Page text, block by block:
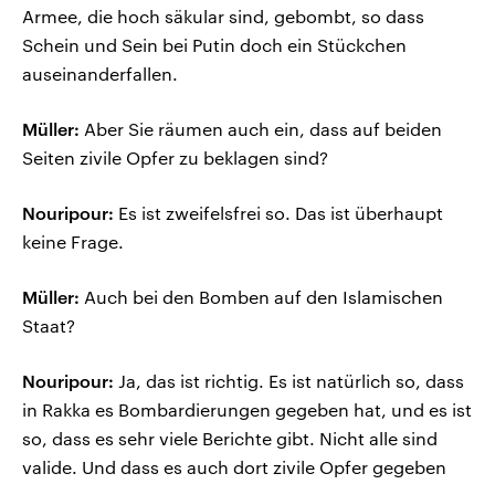
Armee, die hoch säkular sind, gebombt, so dass
Schein und Sein bei Putin doch ein Stückchen
auseinanderfallen.
Müller: Aber Sie räumen auch ein, dass auf beiden
Seiten zivile Opfer zu beklagen sind?
Nouripour: Es ist zweifelsfrei so. Das ist überhaupt
keine Frage.
Müller: Auch bei den Bomben auf den Islamischen
Staat?
Nouripour: Ja, das ist richtig. Es ist natürlich so, dass
in Rakka es Bombardierungen gegeben hat, und es ist
so, dass es sehr viele Berichte gibt. Nicht alle sind
valide. Und dass es auch dort zivile Opfer gegeben